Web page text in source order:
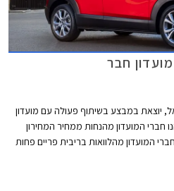
חבר
יוצאת במבצע בשיתוף פעולה עם מועדון
המועדון מהנחות ממחיר המחירון
המועדון מהלוואות בריבית פריים פחות
בכל אולמות התצוגה של מאזדה בין